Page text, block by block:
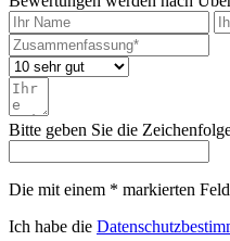
Bitte geben Sie die
Die mit einem * markierten
Ich habe die